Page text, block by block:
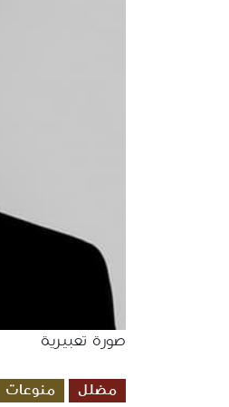
صورة تعبيرية
مضلل منوعات